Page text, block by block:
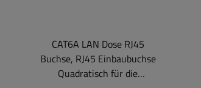
CAT6A LAN Dose RJ45
Buchse, RJ45 Einbaubuchse
Quadratisch für die